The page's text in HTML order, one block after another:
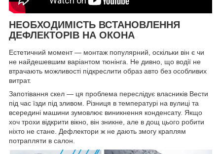
НЕОБХОДИМІСТЬ ВСТАНОВЛЕННЯ
ДЕФЛЕКТОРІВ НА ОКОНА
Естетичний момент — монтаж популярний, оскільки він є чи
не найдешевшим варіантом тюнінга. Не дивно, що водії не
втрачають можливості підкреслити образ авто без особливих
витрат.
Запотівання скел — ця проблема переслідує власників Вести
під час їзди під зливом. Різниця в температурі на вулиці та
всередині машини зумовлює виникнення конденсату. Якщо
хоч трохи відкрити вікно, він зникне, але в дощ цього робити
ніхто не стане. Дефлектори ж не дають змогу краплям
потрапляти в салон.